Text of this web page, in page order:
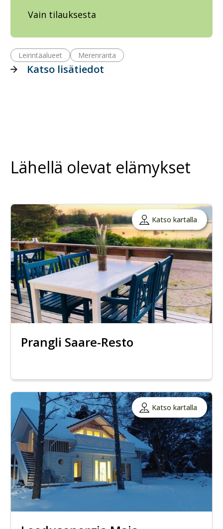
Vain tilauksesta
Leirintäalueet Merenranta
Katso lisätiedot
Lähellä olevat elämykset
Katso kartalla
Prangli Saare-Resto
Katso kartalla